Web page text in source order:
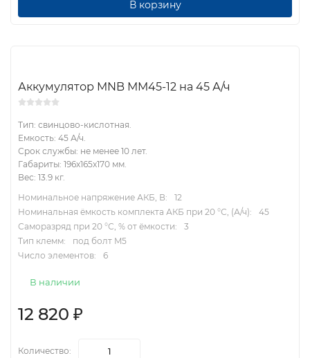
В корзину
Аккумулятор MNB MM45-12 на 45 А/ч
Тип: свинцово-кислотная.
Емкость: 45 А/ч.
Срок службы: не менее 10 лет.
Габариты: 196x165x170 мм.
Вес: 13.9 кг.
Номинальное напряжение АКБ, В:
12
Номинальная ёмкость комплекта АКБ при 20 °С, (А/ч):
45
Саморазряд при 20 °С, % от ёмкости:
3
Тип клемм:
под болт M5
Число элементов:
6
В наличии
12 820 ₽
Количество: